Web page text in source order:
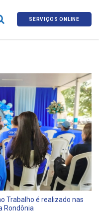
SERVIÇOS ONLINE
Trabalho é realizado nas
Rondônia